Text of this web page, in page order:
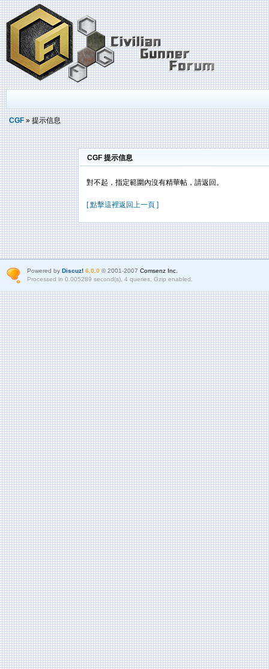
CGF» 提示信息
CGF 提示信息
對不起，指定範圍內沒有精華帖，請返回。
[ 點擊這裡返回上一頁 ]
Powered by Discuz! 6.0.0© 2001-2007 Comsenz Inc.
Processed in 0.005289 second(s), 4 queries, Gzip enabled.